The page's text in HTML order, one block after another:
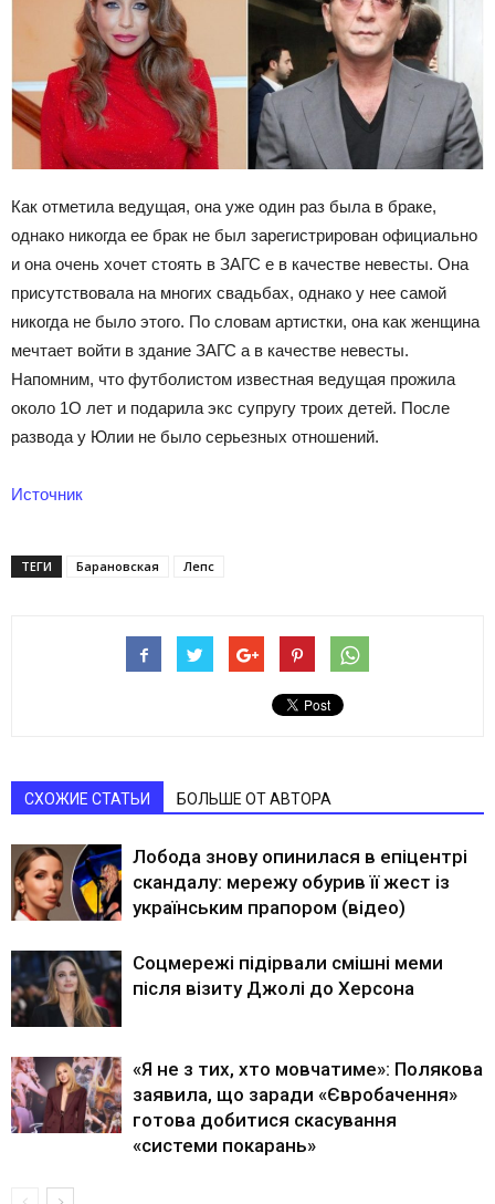
Как отметила ведущая, она уже один раз была в браке,
однако никогда ее брак не был зарегистрирован официально
и она очень хочет стоять в ЗАГС е в качестве невесты. Она
присутствовала на многих свадьбах, однако у нее самой
никогда не было этого. По словам артистки, она как женщина
мечтает войти в здание ЗАГС а в качестве невесты.
Напомним, что футболистом известная ведущая прожила
около 1О лет и подарила экс супругу троих детей. После
развода у Юлии не было серьезных отношений.
Источник
ТЕГИ Барановская Лепс
СХОЖИЕ СТАТЬИ БОЛЬШЕ ОТ АВТОРА
Лобода знову опинилася в епіцентрі
скандалу: мережу обурив її жест із
українським прапором (відео)
Соцмережі підірвали смішні меми
після візиту Джолі до Херсона
«Я не з тих, хто мовчатиме»: Полякова
заявила, що заради «Євробачення»
готова добитися скасування
«системи покарань»